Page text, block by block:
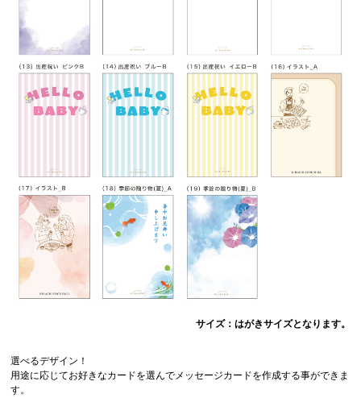
サイズ：はがきサイズとなります。
選べるデザイン！
用途に応じてお好きなカードを選んでメッセージカードを作成する事ができま
す。